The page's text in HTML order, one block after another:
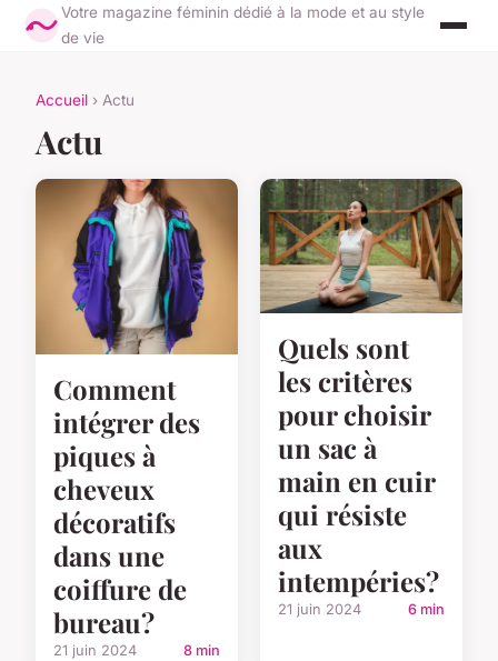
Votre magazine féminin dédié à la mode et au style
de vie
Accueil › Actu
Actu
Comment
intégrer des
piques à
cheveux
décoratifs
dans une
coiffure de
bureau?
21 juin 2024 8 min
Quels sont
les critères
pour choisir
un sac à
main en cuir
qui résiste
aux
intempéries?
21 juin 2024 6 min